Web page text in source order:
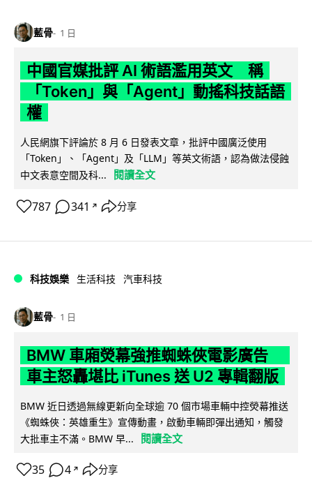
藍骨 1 日
中國官媒批評 AI 術語濫用英文 稱
「Token」與「Agent」動搖科技話語
權
人民網旗下評論於 8 月 6 日發表文章，批評中國廣泛使用
「Token」、「Agent」及「LLM」等英文術語，認為做法侵蝕
中文表意空間及科...
閱讀全文
787 341 ↗ 分享
科技娛樂 生活科技 汽車科技
藍骨 1 日
BMW 車廂熒幕強推蜘蛛俠電影廣告
車主怒轟堪比 iTunes 送 U2 專輯翻版
BMW 近日透過無線更新向全球逾 70 個市場車輛中控熒幕推送
《蜘蛛俠：英雄重生》宣傳動畫，啟動車輛即彈出通知，觸發
大批車主不滿。BMW 早...
閱讀全文
35 4 ↗ 分享